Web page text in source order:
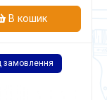
В кошик
замовлення